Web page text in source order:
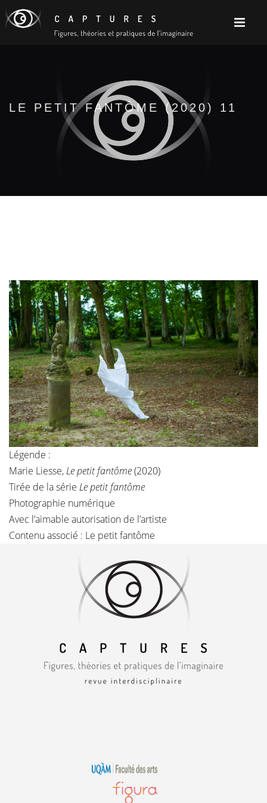
LE PETIT FANTÔME (2020) 11
Légende :
Marie Liesse,Le petit fantôme(2020)
Tirée de la série Le petit fantôme
Photographie numérique
Avec l’aimable autorisation de l’artiste
Contenu associé : Le petit fantôme